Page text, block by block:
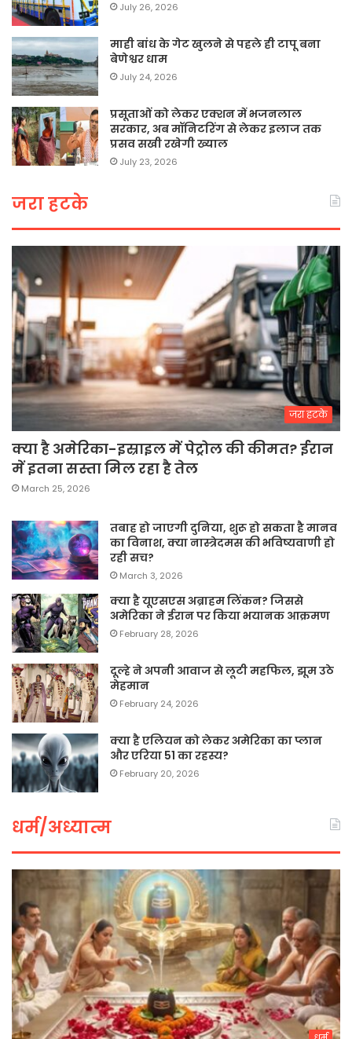
July 26, 2026
माही बांध के गेट खुलने से पहले ही टापू बना
बेणेश्वर धाम
July 24, 2026
प्रसूताओं को लेकर एक्शन में भजनलाल
सरकार, अब मॉनिटरिंग से लेकर इलाज तक
प्रसव सखी रखेगी ख्याल
July 23, 2026
जरा हटके
जरा हटके
क्या है अमेरिका-इस्राइल में पेट्रोल की कीमत? ईरान
में इतना सस्ता मिल रहा है तेल
March 25, 2026
तबाह हो जाएगी दुनिया, शुरू हो सकता है मानव
का विनाश, क्या नास्त्रेदमस की भविष्यवाणी हो
रही सच?
March 3, 2026
क्या है यूएसएस अब्राहम लिंकन? जिससे
अमेरिका ने ईरान पर किया भयानक आक्रमण
February 28, 2026
दूल्हे ने अपनी आवाज से लूटी महफिल, झूम उठे
मेहमान
February 24, 2026
क्या है एलियन को लेकर अमेरिका का प्लान
और एरिया 51 का रहस्य?
February 20, 2026
धर्म/अध्यात्म